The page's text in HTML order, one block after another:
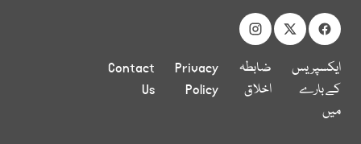
ایکسپریس
کے بارے
میں
ضابطہ
اخلاق
Privacy
Policy
Contact
Us